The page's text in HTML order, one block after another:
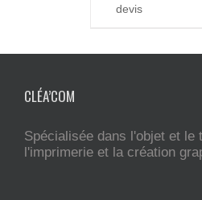
devis
CLÉA’COM
Spécialisée dans l'objet et le
l'imprimerie et la création